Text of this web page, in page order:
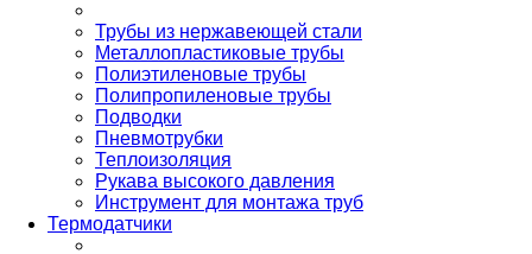
Трубы из нержавеющей стали
Металлопластиковые трубы
Полиэтиленовые трубы
Полипропиленовые трубы
Подводки
Пневмотрубки
Теплоизоляция
Рукава высокого давления
Инструмент для монтажа труб
Термодатчики